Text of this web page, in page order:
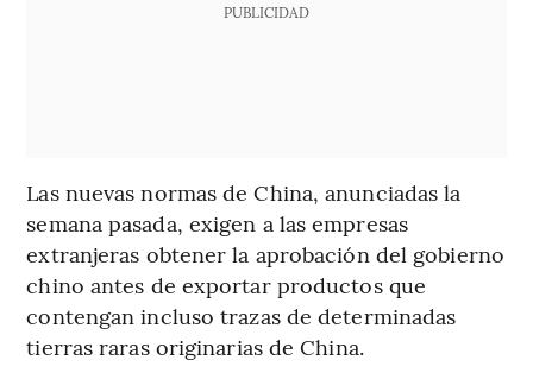
PUBLICIDAD
Las nuevas normas de China, anunciadas la
semana pasada, exigen a las empresas
extranjeras obtener la aprobación del gobierno
chino antes de exportar productos que
contengan incluso trazas de determinadas
tierras raras originarias de China.